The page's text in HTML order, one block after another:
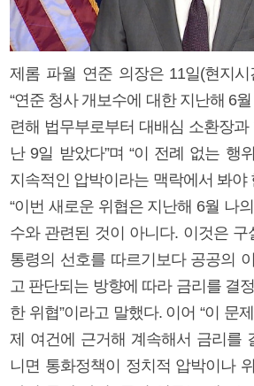
제롬 파월 연준 의장은 11일(현지
“연준 청사 개보수에 대한 지난해 6
련해 법무부로부터 대배심 소환장
난 9일 받았다”며 “이 전례 없는 행
지속적인 압박이라는 맥락에서 봐야
“이번 새로운 위협은 지난해 6월 나
수와 관련된 것이 아니다. 이것은 구
통령의 선호를 따르기보다 공공의
고 판단되는 방향에 따라 금리를 결
한 위협”이라고 말했다. 이어 “이 문
제 여건에 근거해 계속해서 금리를
니면 통화정책이 정치적 압박이나